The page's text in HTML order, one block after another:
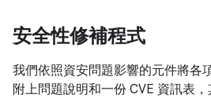
安全性修補程式
我們依照資安問題影響的元件將各
附上問題說明和一份 CVE 資訊表